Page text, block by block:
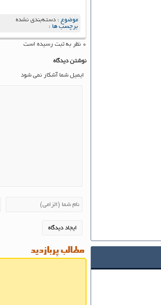
موضوع : دسته‌بندی نشده
برچسب ها :
۰ نظر به ثبت رسیده است
نوشتن دیدگاه
ایمیل شما آشکار نمی شود
مطالب پربازدید